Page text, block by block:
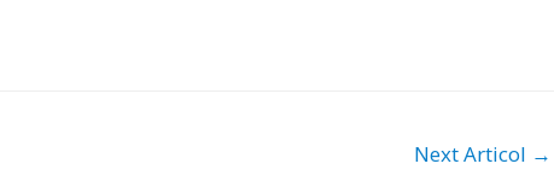
Next Articol →